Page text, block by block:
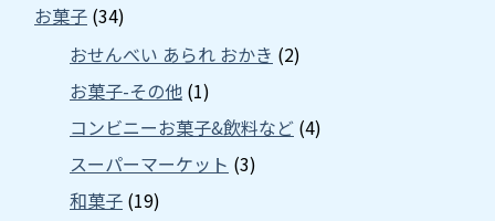
お菓子 (34)
おせんべい あられ おかき (2)
お菓子-その他 (1)
コンビニーお菓子&飲料など (4)
スーパーマーケット (3)
和菓子 (19)